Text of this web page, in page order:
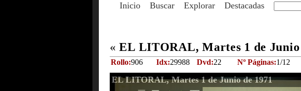
Inicio Buscar Explorar Destacadas
« EL LITORAL, Martes 1 de Junio
Rollo:906 Idx:29988 Dvd:22 Nº Páginas:1/12
EL LITORAL, Martes 1 de Junio de 1971